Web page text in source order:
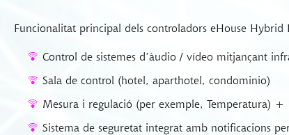
Funcionalitat principal dels controladors eHouse Hybrid
Control de sistemes d’àudio / vídeo mitjançant
Sala de control (hotel, aparthotel, condominio)
Mesura i regulació (per exemple, Temperatura) +
Sistema de seguretat integrat amb notificacions